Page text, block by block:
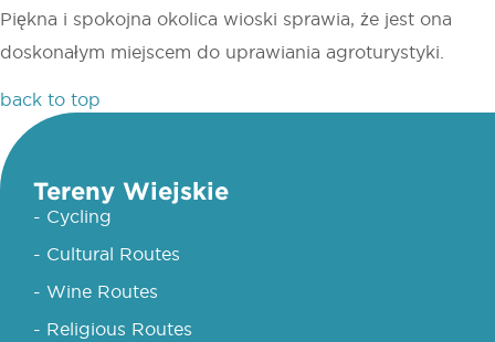
Piękna i spokojna okolica wioski sprawia, że jest ona
doskonałym miejscem do uprawiania agroturystyki.
back to top
Tereny Wiejskie
- Cycling
- Cultural Routes
- Wine Routes
- Religious Routes